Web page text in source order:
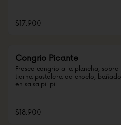
$17.900
Congrio Picante
Fresco congrio a la plancha, sobre
tierna pastelera de choclo, bañado
en salsa pil pil
$18.900